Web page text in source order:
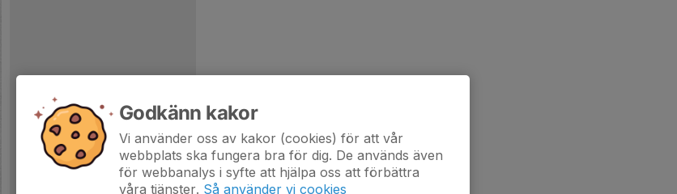
Godkänn kakor
Vi använder oss av kakor (cookies) för att vår
webbplats ska fungera bra för dig. De används även
för webbanalys i syfte att hjälpa oss att förbättra
våra tjänster. Så använder vi cookies